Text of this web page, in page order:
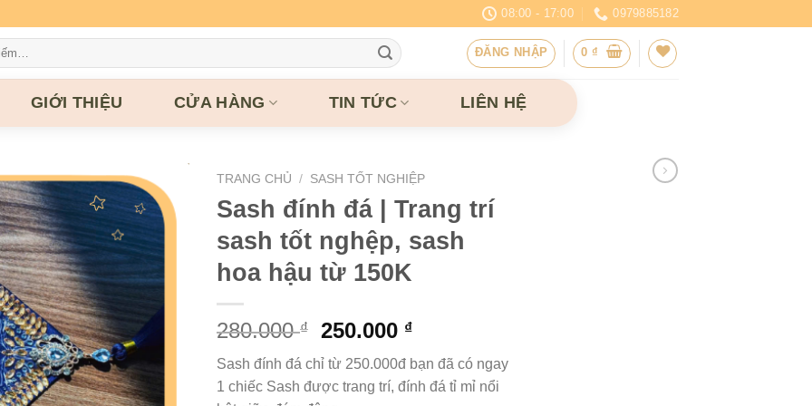
08:00 - 17:00 0979885182
ĐĂNG NHẬP 0₫
GIỚI THIỆU CỬA HÀNG TIN TỨC LIÊN HỆ
TRANG CHỦ / SASH TỐT NGHIỆP
Sash đính đá | Trang trí
sash tốt nghệp, sash
hoa hậu từ 150K
280.000₫
Giá
gốc
là:
280.000 ₫.
250.000 ₫Giá
tại
là:
Sash đính đá chỉ từ 250.000đ bạn đã có ngay
1 chiếc Sash được trang trí, đính đá tỉ mỉ nổi